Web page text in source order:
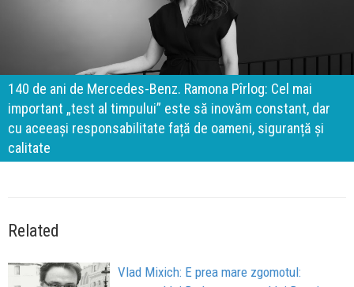
140 de ani de Mercedes-Benz. Ramona Pîrlog: Cel mai
important „test al timpului” este să inovăm constant, dar
cu aceeași responsabilitate față de oameni, siguranță și
calitate
Related
Vlad Mixich: E prea mare zgomotul: